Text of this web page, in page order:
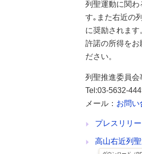
列聖運動に関わ
す｡また右近の
に奨励されま
許諾の所得をお
ださい。
列聖推進委員会
Tel:03-5632-
メール： お問い
プレスリリ
高山右近列